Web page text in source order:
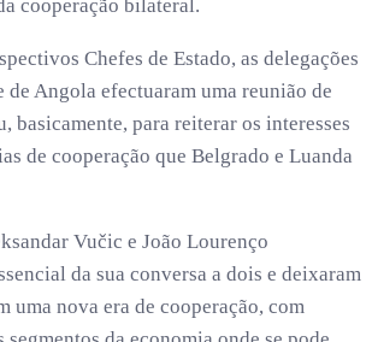
cooperação bilateral.
Chefes de Estado, as delegações
Angola efectuaram uma reunião de
basicamente, para reiterar os interesses
de cooperação que Belgrado e Luanda
Vučic e João Lourenço
da sua conversa a dois e deixaram
uma nova era de cooperação, com